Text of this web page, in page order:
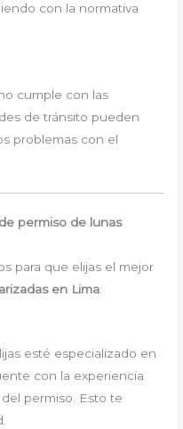
con la normativa
cumple con las
de tránsito pueden
problemas con el
permiso de lunas
para que elijas el mejor
en Lima:
esté especializado en
con la experiencia
permiso. Esto te